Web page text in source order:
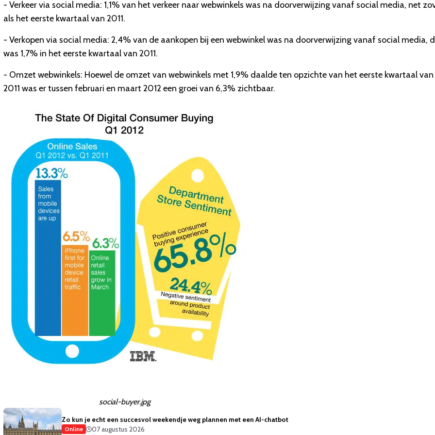
- Verkeer via social media: 1,1% van het verkeer naar webwinkels was na doorverwijzing vanaf social media, net
als het eerste kwartaal van 2011.
- Verkopen via social media: 2,4% van de aankopen bij een webwinkel was na doorverwijzing vanaf social media,
was 1,7% in het eerste kwartaal van 2011.
- Omzet webwinkels: Hoewel de omzet van webwinkels met 1,9% daalde ten opzichte van het eerste kwartaal van
2011 was er tussen februari en maart 2012 een groei van 6,3% zichtbaar.
social-buyer.jpg
Zo kun je echt een succesvol weekendje weg plannen met een AI-chatbot
Online 07 augustus 2026